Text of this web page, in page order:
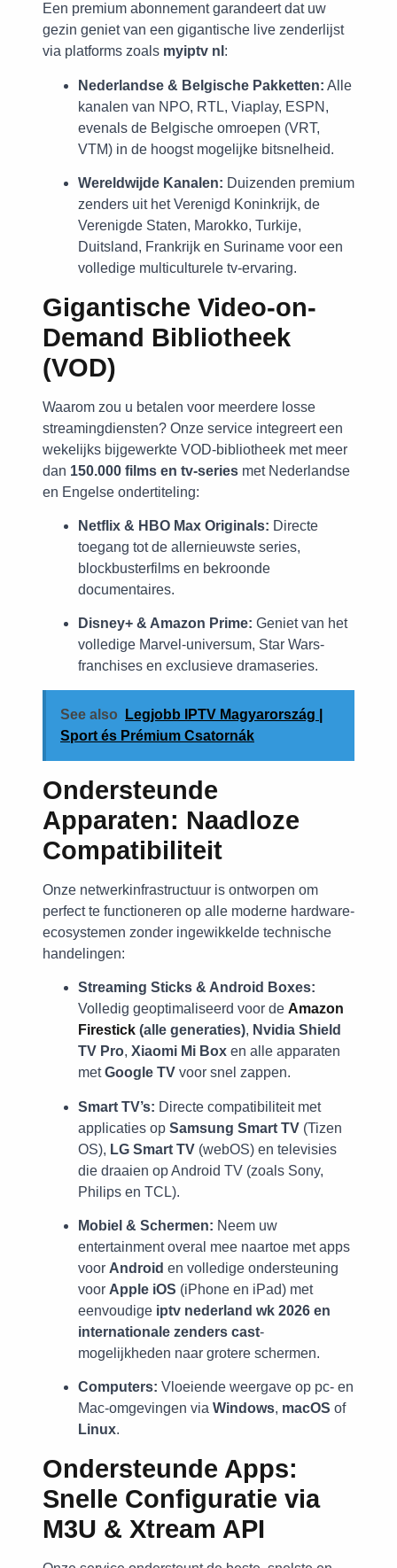
Een premium abonnement garandeert dat uw
gezin geniet van een gigantische live zenderlijst
via platforms zoals myiptv nl :
Nederlandse & Belgische Pakketten: Alle
kanalen van NPO, RTL, Viaplay, ESPN,
evenals de Belgische omroepen (VRT,
VTM) in de hoogst mogelijke bitsnelheid.
Wereldwijde Kanalen: Duizenden premium
zenders uit het Verenigd Koninkrijk, de
Verenigde Staten, Marokko, Turkije,
Duitsland, Frankrijk en Suriname voor een
volledige multiculturele tv-ervaring.
Gigantische Video-on-
Demand Bibliotheek
(VOD)
Waarom zou u betalen voor meerdere losse
streamingdiensten? Onze service integreert een
wekelijks bijgewerkte VOD-bibliotheek met meer
dan 150.000 films en tv-series met Nederlandse
en Engelse ondertiteling:
Netflix & HBO Max Originals: Directe
toegang tot de allernieuwste series,
blockbusterfilms en bekroonde
documentaires.
Disney+ & Amazon Prime: Geniet van het
volledige Marvel-universum, Star Wars-
franchises en exclusieve dramaseries.
See also
Legjobb IPTV Magyarország |
Sport és Prémium Csatornák
Ondersteunde
Apparaten: Naadloze
Compatibiliteit
Onze netwerkinfrastructuur is ontworpen om
perfect te functioneren op alle moderne hardware-
ecosystemen zonder ingewikkelde technische
handelingen:
Streaming Sticks & Android Boxes:
Volledig geoptimaliseerd voor de Amazon
Firestick (alle generaties), Nvidia Shield
TV Pro, Xiaomi Mi Box en alle apparaten
metGoogle TV voor snel zappen.
Smart TV’s: Directe compatibiliteit met
applicaties op Samsung Smart TV (Tizen
OS), LG Smart TV (webOS) en televisies
die draaien op Android TV (zoals Sony,
Philips en TCL).
Mobiel & Schermen: Neem uw
entertainment overal mee naartoe met apps
voor Android en volledige ondersteuning
voor Apple iOS (iPhone en iPad) met
eenvoudige iptv nederland wk 2026 en
internationale zenders cast-
mogelijkheden naar grotere schermen.
Computers: Vloeiende weergave op pc- en
Mac-omgevingen via Windows, macOS of
Linux.
Ondersteunde Apps:
Snelle Configuratie via
M3U & Xtream API